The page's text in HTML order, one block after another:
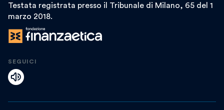
Testata registrata presso il Tribunale di Milano, 65 del 1
marzo 2018.
SEGUICI